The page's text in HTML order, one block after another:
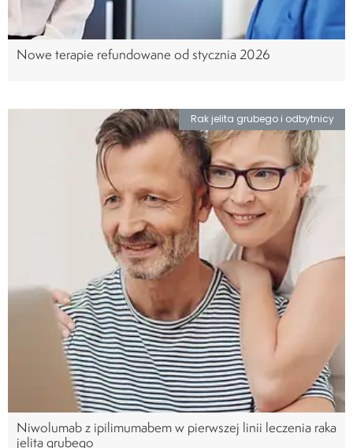
Nowe terapie refundowane od stycznia 2026
Rak jelita grubego i odbytnicy
Niwolumab z ipilimumabem w pierwszej linii leczenia raka
jelita grubego